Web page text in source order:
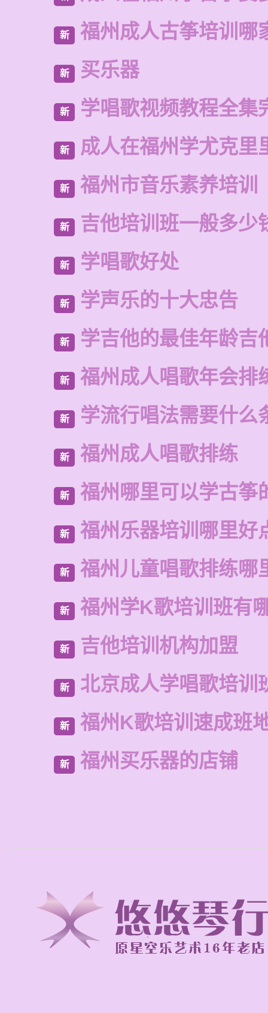
新 福州成人古筝培训哪
新 买乐器
新 学唱歌视频教程全集
新 成人在福州学尤克里
新 福州市音乐素养培训
新 吉他培训班一般多少
新 学唱歌好处
新 学声乐的十大忠告
新 学吉他的最佳年龄吉
新 福州成人唱歌年会排
新 学流行唱法需要什么
新 福州成人唱歌排练
新 福州哪里可以学古筝
新 福州乐器培训哪里好
新 福州儿童唱歌排练哪
新 福州学K歌培训班有
新 吉他培训机构加盟
新 北京成人学唱歌培训
新 福州K歌培训速成班
新 福州买乐器的店铺